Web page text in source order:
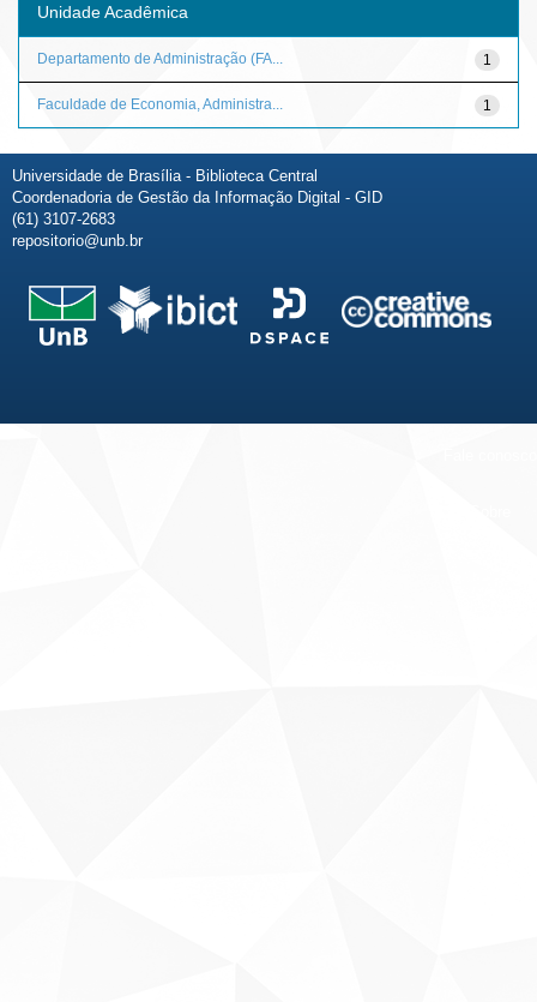
Unidade Acadêmica
1
Departamento de Administração (FA...
1
Faculdade de Economia, Administra...
Universidade de Brasília - Biblioteca Central
Coordenadoria de Gestão da Informação Digital - GID
(61) 3107-2683
repositorio@unb.br